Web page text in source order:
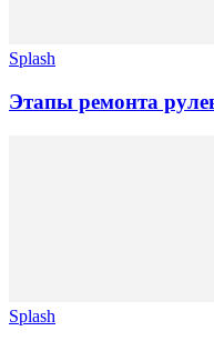
Splash
Этапы ремонта
Splash